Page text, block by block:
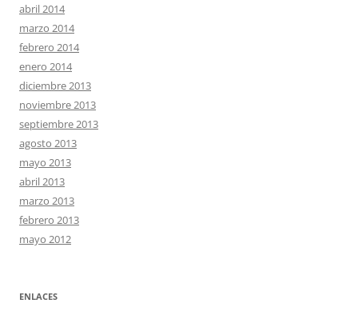
abril 2014
marzo 2014
febrero 2014
enero 2014
diciembre 2013
noviembre 2013
septiembre 2013
agosto 2013
mayo 2013
abril 2013
marzo 2013
febrero 2013
mayo 2012
ENLACES